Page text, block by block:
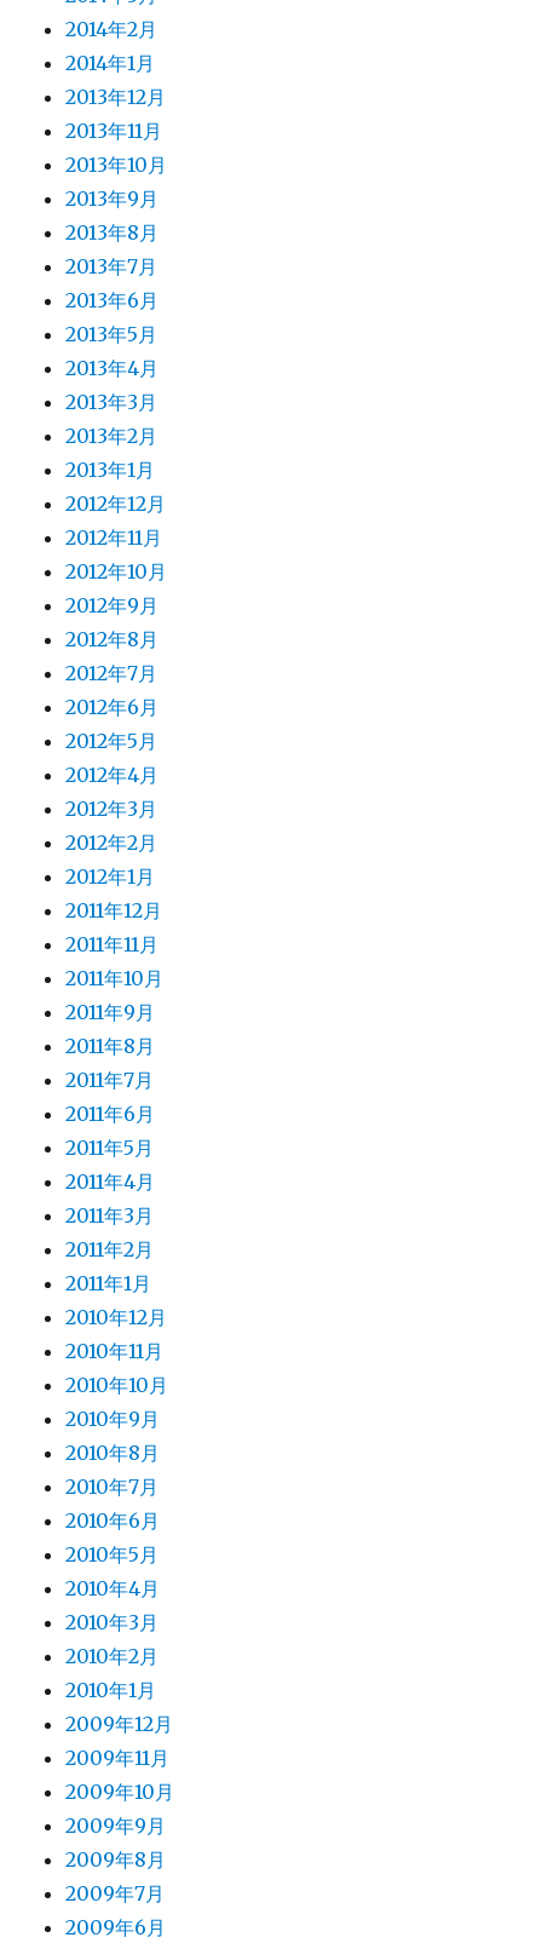
2014年2月
2014年1月
2013年12月
2013年11月
2013年10月
2013年9月
2013年8月
2013年7月
2013年6月
2013年5月
2013年4月
2013年3月
2013年2月
2013年1月
2012年12月
2012年11月
2012年10月
2012年9月
2012年8月
2012年7月
2012年6月
2012年5月
2012年4月
2012年3月
2012年2月
2012年1月
2011年12月
2011年11月
2011年10月
2011年9月
2011年8月
2011年7月
2011年6月
2011年5月
2011年4月
2011年3月
2011年2月
2011年1月
2010年12月
2010年11月
2010年10月
2010年9月
2010年8月
2010年7月
2010年6月
2010年5月
2010年4月
2010年3月
2010年2月
2010年1月
2009年12月
2009年11月
2009年10月
2009年9月
2009年8月
2009年7月
2009年6月